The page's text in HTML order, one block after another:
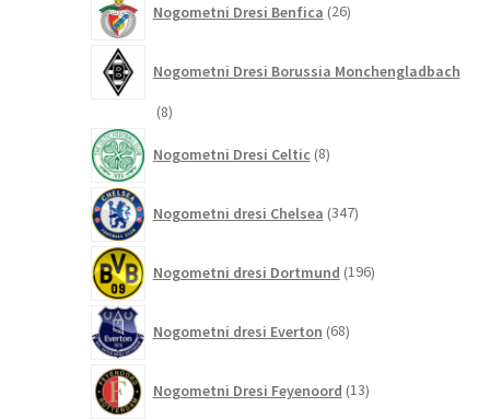
Nogometni Dresi Benfica 26izdelkov
Nogometni Dresi Borussia Monchengladbach
88
Nogometni Dresi Celtic 8izdelkov
Nogometni dresi Chelsea 347izdelkov
Nogometni dresi Dortmund 196izdelkov
Nogometni dresi Everton 68izdelkov
Nogometni Dresi Feyenoord 13izdelkov